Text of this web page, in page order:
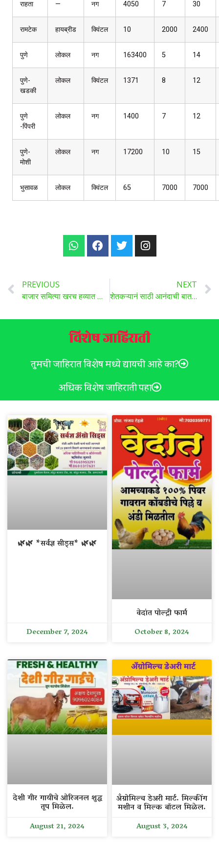
राहता — नग 4050 7 30
रामटेक हायब्रीड क्विंटल 10 2000 2400
पुणे लोकल नग 163400 5 14
पुणे-
खडकी
लोकल क्विंटल 1371 8 12
पुणे
-पिंपरी
लोकल नग 1400 7 12
पुणे-
मोशी
लोकल नग 17200 10 15
भुसावळ लोकल क्विंटल 65 7000 7000
PREVIOUS
बाजार समित्या खरच हव्यात का? शेती अभ्यासक दीपक चव्हाण सरांनी बाजार समित्या बद्धल पाच महत्वाचे मुद्दे मांडले आहेत.
NEXT
शेतकऱ्यानं साठी आनंदाची बातमी , आता फक्त ६०० रुपयात मिळणार नॅनो डीएपी (Nano DAP)
विशेष जाहिराती
तुमची जाहिरात विशेष मध्ये द्यायची आहे का?
अधिक विशेष जाहिराती पहा
🌿🌿 *सर्वज्ञ सीड्स* 🌿🌿
December 7, 2024
वेदांत पोल्ट्री फार्म
October 8, 2024
देशी गीर गायीचे ओरिजनल शुद्ध
तूप मिळेल.
August 21, 2024
अँग्रोमिल्च डेअरी मार्ट. मिल्कींग
मशीन व मिल्क बॉटल मिळेल.
August 3, 2024